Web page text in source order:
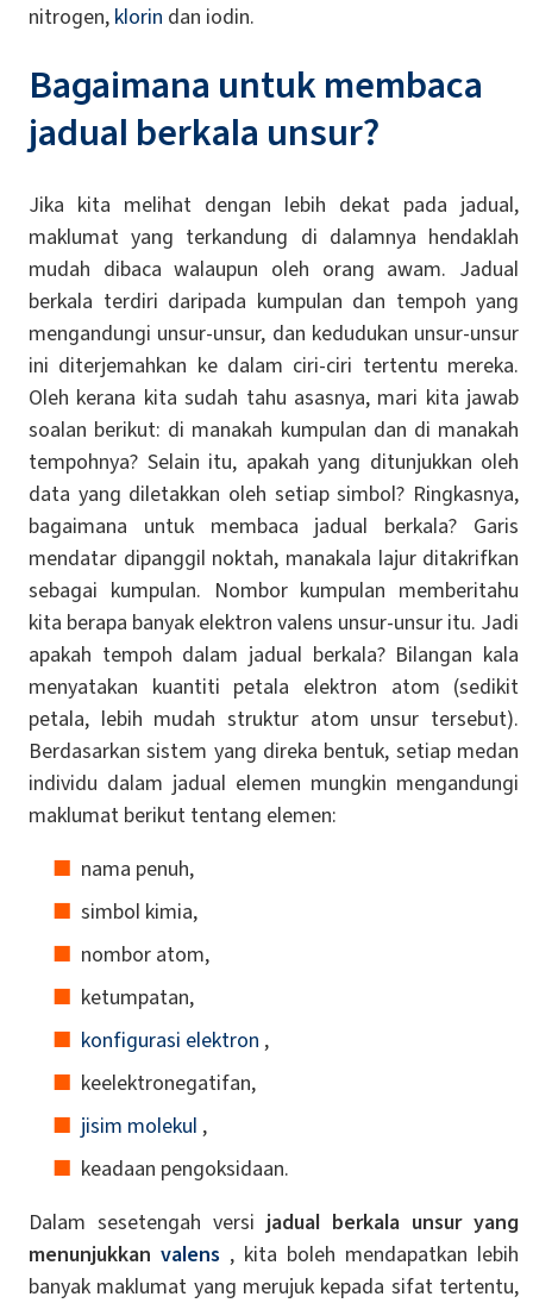
nitrogen, klorin dan iodin.
Bagaimana untuk membaca
jadual berkala unsur?
Jika kita melihat dengan lebih dekat pada jadual,
maklumat yang terkandung di dalamnya hendaklah
mudah dibaca walaupun oleh orang awam. Jadual
berkala terdiri daripada kumpulan dan tempoh yang
mengandungi unsur-unsur, dan kedudukan unsur-unsur
ini diterjemahkan ke dalam ciri-ciri tertentu mereka.
Oleh kerana kita sudah tahu asasnya, mari kita jawab
soalan berikut: di manakah kumpulan dan di manakah
tempohnya? Selain itu, apakah yang ditunjukkan oleh
data yang diletakkan oleh setiap simbol? Ringkasnya,
bagaimana untuk membaca jadual berkala? Garis
mendatar dipanggil noktah, manakala lajur ditakrifkan
sebagai kumpulan. Nombor kumpulan memberitahu
kita berapa banyak elektron valens unsur-unsur itu. Jadi
apakah tempoh dalam jadual berkala? Bilangan kala
menyatakan kuantiti petala elektron atom (sedikit
petala, lebih mudah struktur atom unsur tersebut).
Berdasarkan sistem yang direka bentuk, setiap medan
individu dalam jadual elemen mungkin mengandungi
maklumat berikut tentang elemen:
nama penuh,
simbol kimia,
nombor atom,
ketumpatan,
konfigurasi elektron ,
keelektronegatifan,
jisim molekul ,
keadaan pengoksidaan.
Dalam sesetengah versi jadual berkala unsur yang
menunjukkanvalens , kita boleh mendapatkan lebih
banyak maklumat yang merujuk kepada sifat tertentu,